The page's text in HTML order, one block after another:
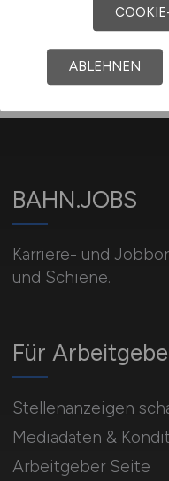
BAHN.JOBS
Karriere- und
und Schiene.
Für
Stellenanzeigen
Mediadaten &
Arbeitgeber Seite
ABLEHNEN